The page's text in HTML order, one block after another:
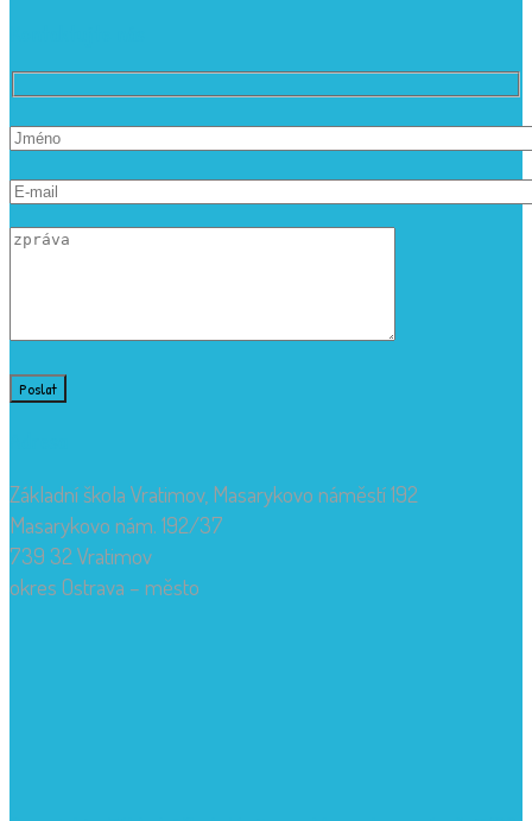
Základní škola Vratimov, Masarykovo náměstí 192
Masarykovo nám. 192/37
739 32 Vratimov
okres Ostrava – město